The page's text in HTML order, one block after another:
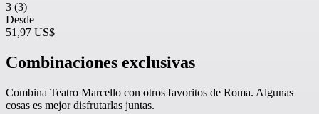
3 (3)
Desde
51,97 US$
Combinaciones exclusivas
Combina Teatro Marcello con otros favoritos de Roma. Algunas
cosas es mejor disfrutarlas juntas.